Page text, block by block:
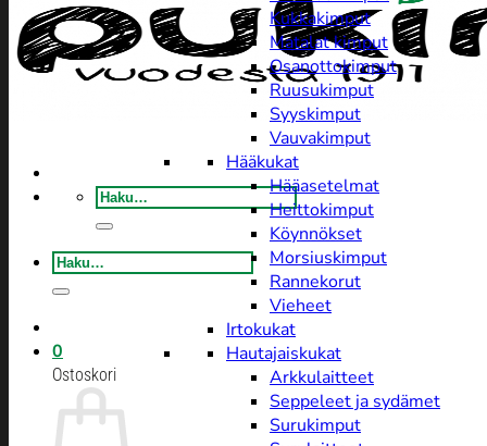
Etsi:
Etsi:
0
Ostoskori
Kukkakimput
Matalat kimput
Osanottokimput
Ruusukimput
Syyskimput
Vauvakimput
Hääkukat
Hääasetelmat
Heittokimput
Köynnökset
Morsiuskimput
Rannekorut
Vieheet
Irtokukat
Hautajaiskukat
Arkkulaitteet
Seppeleet ja sydämet
Surukimput